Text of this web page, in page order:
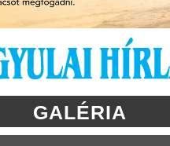
GALÉRIA